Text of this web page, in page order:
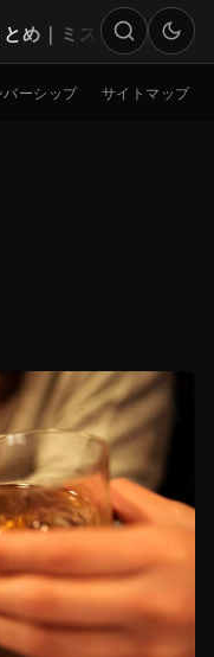
め｜ミステリー
検索
バーシップ サイトマップ